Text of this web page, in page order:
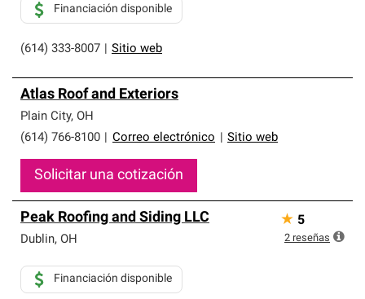
(614) 333-8007 Sitio web
Financiación disponible
Atlas Roof and Exteriors
Plain City, OH
(614) 766-8100
Correo electrónico Sitio web
Solicitar una cotización
Peak Roofing and Siding LLC
Dublin, OH
Financiación disponible
★ 5
2 reseñas